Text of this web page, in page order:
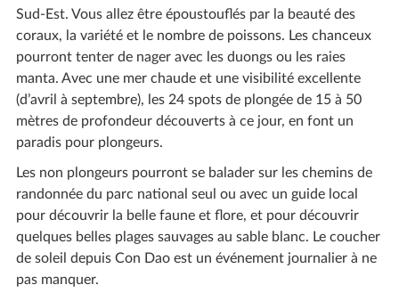
Sud-Est. Vous allez être époustouflés par la beauté des
coraux, la variété et le nombre de poissons. Les chanceux
pourront tenter de nager avec les duongs ou les raies
manta. Avec une mer chaude et une visibilité excellente
(d’avril à septembre), les 24 spots de plongée de 15 à 50
mètres de profondeur découverts à ce jour, en font un
paradis pour plongeurs.
Les non plongeurs pourront se balader sur les chemins de
randonnée du parc national seul ou avec un guide local
pour découvrir la belle faune et flore, et pour découvrir
quelques belles plages sauvages au sable blanc. Le coucher
de soleil depuis Con Dao est un événement journalier à ne
pas manquer.